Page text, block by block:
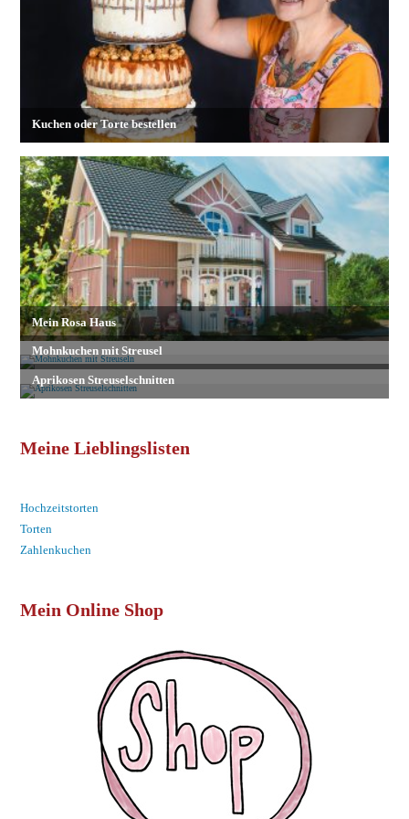
Meine Lieblingslisten
Hochzeitstorten
Torten
Zahlenkuchen
Mein Online Shop